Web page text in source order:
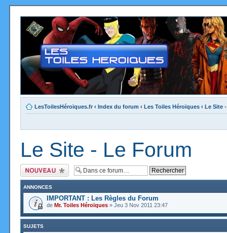
LesToilesHéroïques.fr ‹ Index du forum ‹ Les Toiles Héroïques ‹ Le Site
Le Site - Le Forum
Ecrire un nouveau
sujet
ANNONCES
IMPORTANT : Les Règles du Forum
de Mr. Toiles Héroïques » Jeu 3 Nov 2011 23:47
SUJETS